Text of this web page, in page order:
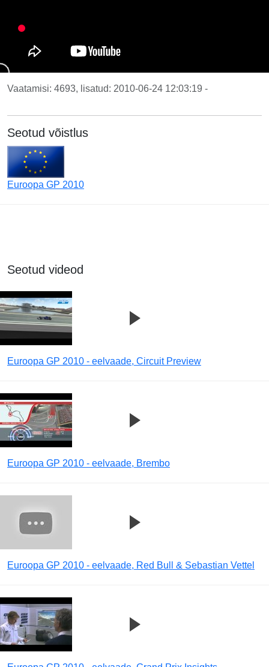
Vaatamisi: 4693, lisatud: 2010-06-24 12:03:19 -
Seotud võistlus
Euroopa GP 2010
Seotud videod
Euroopa GP 2010 - eelvaade, Circuit Preview
Euroopa GP 2010 - eelvaade, Brembo
Euroopa GP 2010 - eelvaade, Red Bull & Sebastian Vettel